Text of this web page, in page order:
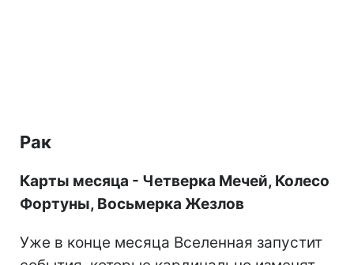
Рак
Карты месяца - Четверка Мечей, Колесо
Фортуны, Восьмерка Жезлов
Уже в конце месяца Вселенная запустит